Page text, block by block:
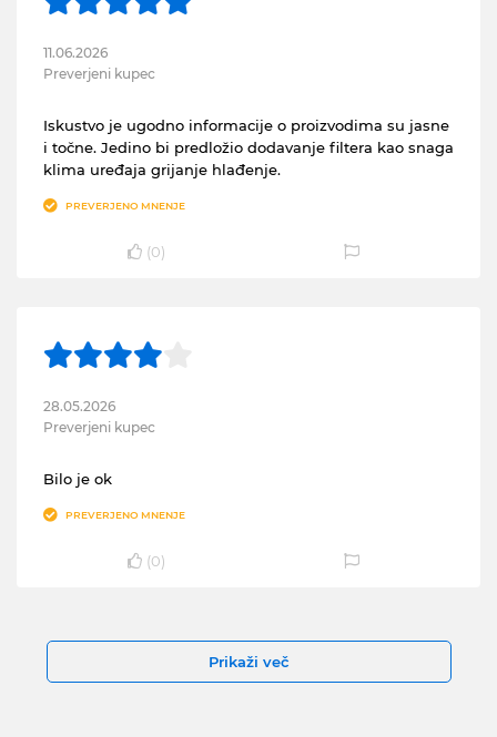
11.06.2026
Preverjeni kupec
Iskustvo je ugodno informacije o proizvodima su jasne
i točne. Jedino bi predložio dodavanje filtera kao snaga
klima uređaja grijanje hlađenje.
PREVERJENO MNENJE
(0)
28.05.2026
Preverjeni kupec
Bilo je ok
PREVERJENO MNENJE
(0)
Prikaži več